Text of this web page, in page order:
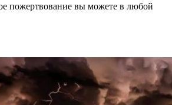
пожертвование вы можете в любой